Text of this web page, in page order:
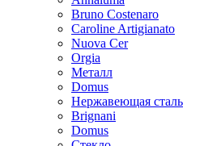
Bruno Costenaro
Caroline Artigianato
Nuova Cer
Orgia
Металл
Domus
Нержавеющая сталь
Brignani
Domus